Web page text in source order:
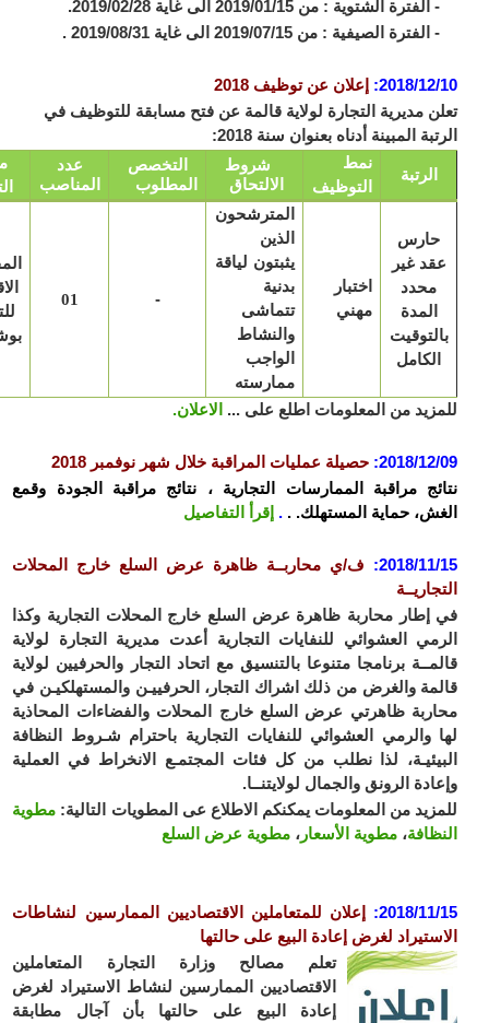
الشتوية : من 2019/01/15 الى غاية 2019/02/28.
الصيفية : من 2019/07/15 الى غاية 2019/08/31 .
2018/
:إعلان عن توظيف 2018
مديرية التجارة لولاية قالمة عن فتح مسابقة للتوظيف في
المبينة أدناه بعنوان سنة 2018:
التوظيف
الالتحاق
التخصص
المطلوب
عدد
المناصب
التعيين
غير
اختبار
مهني
المترشحون
يثبتون لياقة
بدنية
تتماشى
والنشاط
ممارسته
المفتشية
الاقليمية
بوشقوف
من المعلومات اطلع على ...الاعلان.
2018/
:حصيلة عمليات المراقبة خلال شهر نوفمبر 2018
مراقبة الممارسات التجارية ، نتائج مراقبة الجودة وقمع
حماية المستهلك. ..إقرأ التفاصيل
2018/
: ف/ي محاربــة ظاهرة عرض السلع خارج المحلات
إطار محاربة ظاهرة عرض السلع خارج المحلات التجارية وكذا
العشوائي للنفايات التجارية أعدت مديرية التجارة لولاية
برنامجا متنوعا بالتنسيق مع اتحاد التجار والحرفيين لولاية
والغرض من ذلك اشراك التجار، الحرفييـن والمستهلكيـن في
ظاهرتي عرض السلع خارج المحلات والفضاءات المحاذية
والرمي العشوائي للنفايات التجارية باحترام شـروط النظافة
لذا نطلب من كل فئات المجتمـع الانخراط في العملية
الرونق والجمال لولايتنــا.
من المعلومات يمكنكم الاطلاع عى المطويات التالية:
مطوية
،مطوية الأسعار ،مطوية عرض السلع
2018/
: إعلان للمتعاملين الاقتصاديين الممارسين لنشاطات
لغرض إعادة البيع على حالتها
تعلم مصالح وزارة التجارة المتعاملين
الاقتصاديين الممارسين لنشاط الاستيراد لغرض
إعادة البيع على حالتها بأن آجال مطابقة